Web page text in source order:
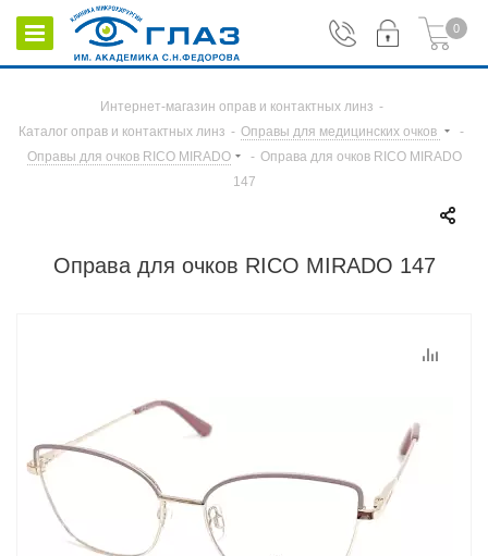
0
Интернет-магазин оправ и контактных линз -
Каталог оправ и контактных линз - Оправы для медицинских очков
-
Оправы для очков RICO MIRADO
- Оправа для очков RICO MIRADO
147
Оправа для очков RICO MIRADO 147